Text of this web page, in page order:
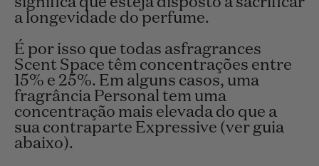
a longevidade do perfume.
É por isso que todas asfragrances
Scent Space têm concentrações entre
15% e 25%. Em alguns casos, uma
fragrância Personal tem uma
concentração mais elevada do que a
sua contraparte Expressive (ver guia
abaixo).